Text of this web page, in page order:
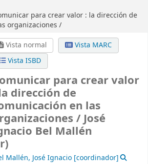
para crear valor : la dirección de
organizaciones /
Vista normal
Vista MARC
Vista ISBD
para crear valor
dirección de
en las
/ José
Bel Mallén
Mallén, José Ignacio [coordinador]